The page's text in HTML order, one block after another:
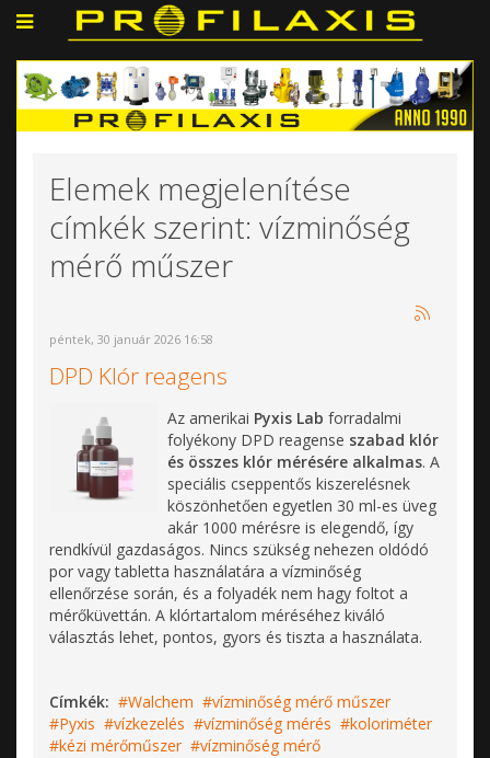
Elemek megjelenítése
címkék szerint: vízminőség
mérő műszer
péntek, 30 január 2026 16:58
DPD Klór reagens
Az amerikai Pyxis Lab forradalmi
folyékony DPD reagense szabad klór
és összes klór mérésére alkalmas. A
speciális cseppentős kiszerelésnek
köszönhetően egyetlen 30 ml-es üveg
akár 1000 mérésre is elegendő, így
rendkívül gazdaságos. Nincs szükség nehezen oldódó
por vagy tabletta használatára a vízminőség
ellenőrzése során, és a folyadék nem hagy foltot a
mérőküvettán. A klórtartalom méréséhez kiváló
választás lehet, pontos, gyors és tiszta a használata.
Címkék: Walchem
vízminőség mérő műszer
Pyxis
vízkezelés vízminőség mérés
koloriméter
kézi mérőműszer
vízminőség mérő